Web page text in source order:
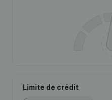
Limite de crédit